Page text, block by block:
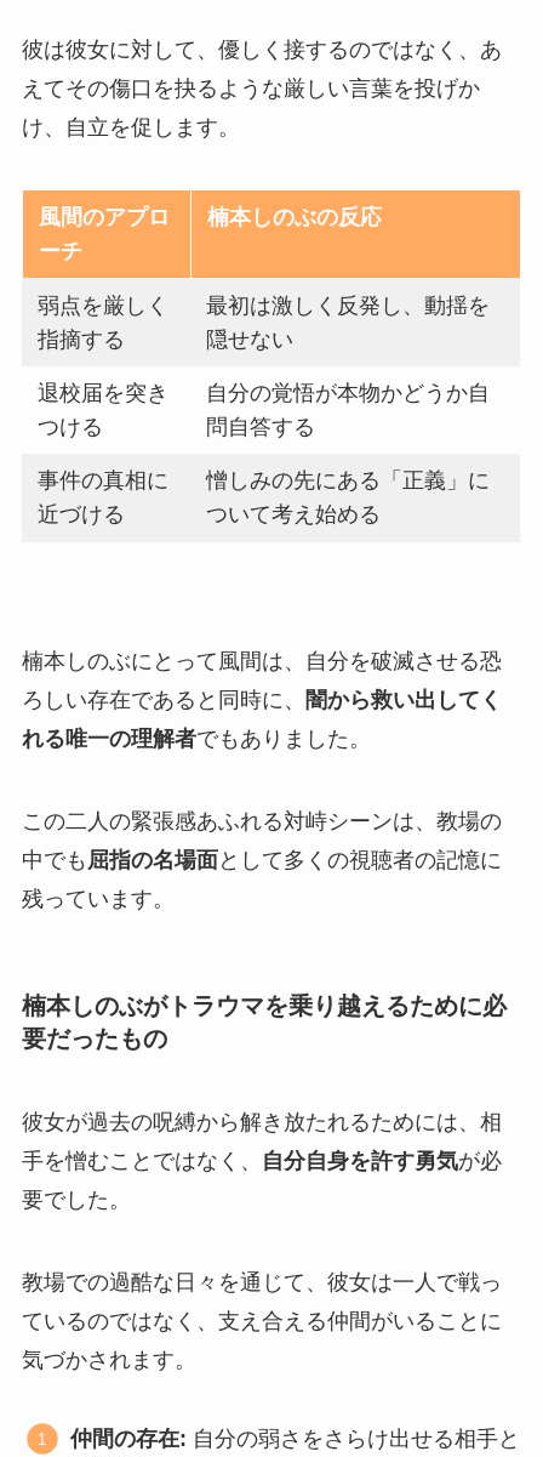
彼は彼女に対して、優しく接するのではなく、あ
えてその傷口を抉るような厳しい言葉を投げか
け、自立を促します。
風間のアプロ
ーチ
楠本しのぶの反応
弱点を厳しく
指摘する
最初は激しく反発し、動揺を
隠せない
退校届を突き
つける
自分の覚悟が本物かどうか自
問自答する
事件の真相に
近づける
憎しみの先にある「正義」に
ついて考え始める
楠本しのぶにとって風間は、自分を破滅させる恐
ろしい存在であると同時に、
闇から救い出してく
れる唯一の理解者でもありました。
この二人の緊張感あふれる対峙シーンは、教場の
中でも 屈指の名場面として多くの視聴者の記憶に
残っています。
楠本しのぶがトラウマを乗り越えるために必
要だったもの
彼女が過去の呪縛から解き放たれるためには、相
手を憎むことではなく、
自分自身を許す勇気が必
要でした。
教場での過酷な日々を通じて、彼女は一人で戦っ
ているのではなく、支え合える仲間がいることに
気づかされます。
仲間の存在: 自分の弱さをさらけ出せる相手と